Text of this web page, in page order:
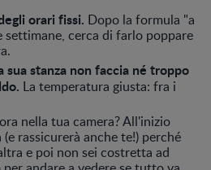
orari fissi. Dopo la formula "a
settimane, cerca di farlo poppare
sua stanza non faccia né troppo
La temperatura giusta: fra i
nella tua camera? All'inizio
rassicurerà anche te!) perché
e poi non sei costretta ad